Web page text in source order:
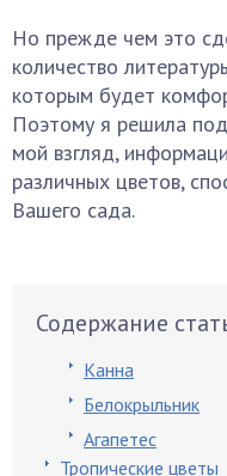
Но прежде чем это
количество
которым будет
Поэтому я решила
мой взгляд,
различных цветов,
Вашего сада.
Содержание
Канна
Белокрыльник
Агапетес
Тропические цветы